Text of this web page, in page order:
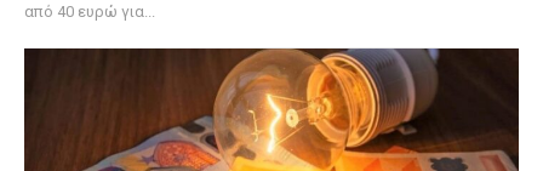
από 40 ευρώ για...